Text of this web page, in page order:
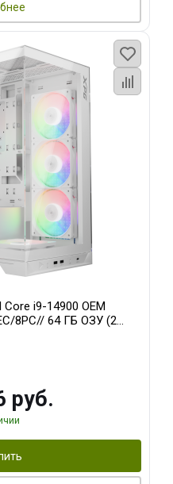
i9-14900 OEM
8PC// 64 ГБ ОЗУ (2
WATERFORCE
руб.